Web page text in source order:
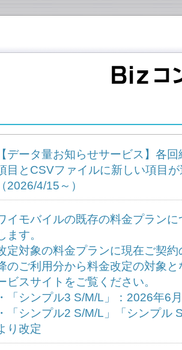
【データ量お知らせサービス】各
目とCSVファイルに新しい項目
（2026/4/15～）
イモバイルの既存の料金プラン
ます。
定対象の料金プランに現在ご契
のご利用分から料金改定の対象
ビスサイトをご覧ください。
・「シンプル3 S/M/L」：2026年6
・「シンプル2 S/M/L」「シンプル
り改定